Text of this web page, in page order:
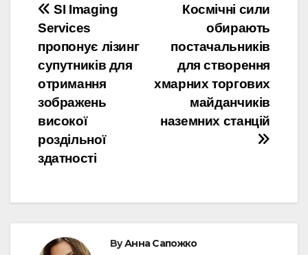
Post
navigation
Космічні сили
обирають
постачальників
для створення
хмарних торгових
майданчиків
наземних станцій
SI Imaging
Services
пропонує лізинг
супутників для
отримання
зображень
високої
роздільної
здатності
ByАнна Сапожко